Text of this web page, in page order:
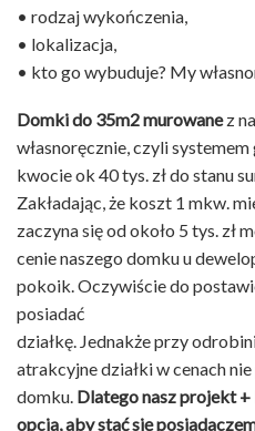
• rodzaj wykończenia,
• lokalizacja,
• kto go wybuduje? My
Domki do 35m2 murowanez
własnoręcznie, czyli
kwocie ok 40 tys. zł do stanu
Zakładając, że koszt 1 mkw.
zaczyna się od około 5 tys. zł
cenie naszego domku u
pokoik. Oczywiście do
posiadać
działkę. Jednakże przy
atrakcyjne działki w cenach
domku. Dlatego nasz projekt
opcja, aby stać się